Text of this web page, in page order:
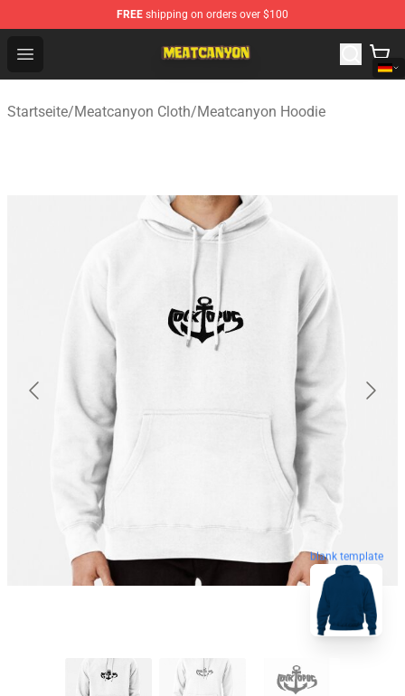
FREE shipping on orders over $100
Open menu
MeatCanyon Shop - Official MeatCanyon Merchandise
Startseite/Meatcanyon Cloth/Meatcanyon Hoodie
blank template